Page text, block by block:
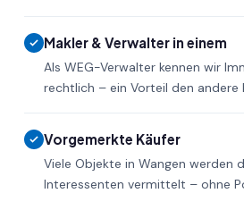
Makler & Verwalter in einem
Als WEG-Verwalter kennen wir
rechtlich – ein Vorteil den andere
Vorgemerkte Käufer
Viele Objekte in Wangen werden
Interessenten vermittelt – ohne